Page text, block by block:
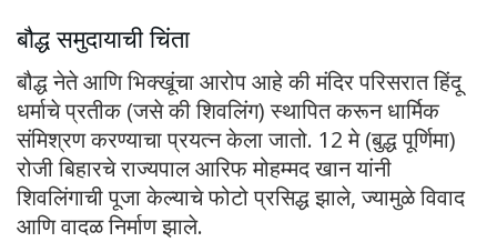
बौद्ध समुदायाची चिंता
बौद्ध नेते आणि भिक्खूंचा आरोप आहे की मंदिर परिसरात हिंदू
धर्माचे प्रतीक (जसे की शिवलिंग) स्थापित करून धार्मिक
संमिश्रण करण्याचा प्रयत्न केला जातो. 12 मे (बुद्ध पूर्णिमा)
रोजी बिहारचे राज्यपाल आरिफ मोहम्मद खान यांनी
शिवलिंगाची पूजा केल्याचे फोटो प्रसिद्ध झाले, ज्यामुळे विवाद
आणि वादळ निर्माण झाले.